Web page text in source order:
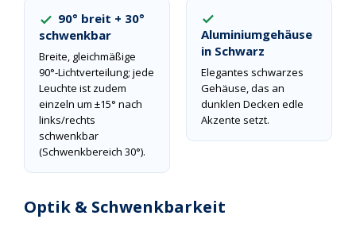
90° breit + 30°
schwenkbar
Breite, gleichmäßige
90°-Lichtverteilung; jede
Leuchte ist zudem
einzeln um ±15° nach
links/rechts
schwenkbar
(Schwenkbereich 30°).
Aluminiumgehäuse
in Schwarz
Elegantes schwarzes
Gehäuse, das an
dunklen Decken edle
Akzente setzt.
Optik & Schwenkbarkeit